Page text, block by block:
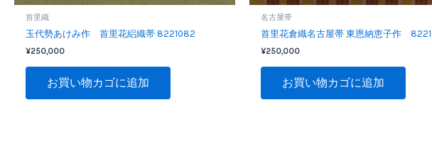
首里織
玉代勢あけみ作 首里花絽織帯 8221082
¥250,000
お買い物カゴに追加
名古屋帯
首里花倉織名古屋帯 東恩納恵子作
¥250,000
お買い物カゴに追加